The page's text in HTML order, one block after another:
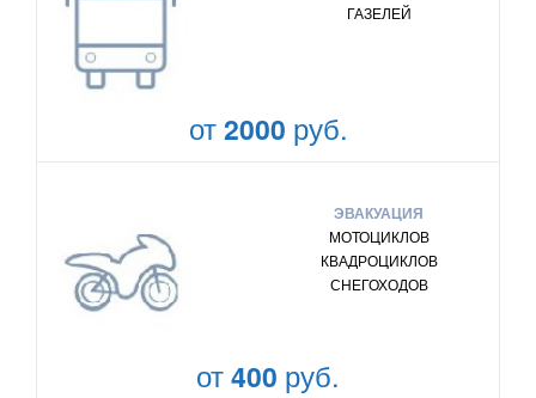
ГАЗЕЛЕЙ
от2000 руб.
ЭВАКУАЦИЯ
МОТОЦИКЛОВ
КВАДРОЦИКЛОВ
СНЕГОХОДОВ
от400 руб.